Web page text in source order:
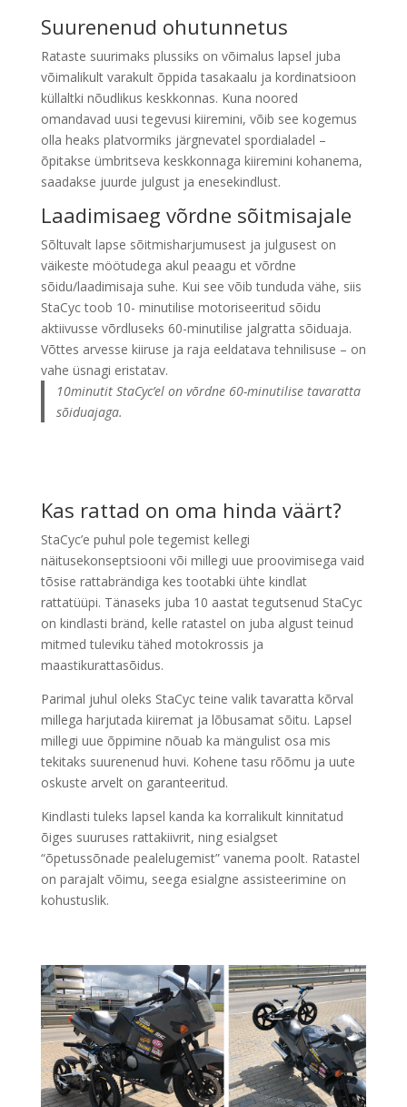
Suurenenud ohutunnetus
Rataste suurimaks plussiks on võimalus lapsel juba
võimalikult varakult õppida tasakaalu ja kordinatsioon
küllaltki nõudlikus keskkonnas. Kuna noored
omandavad uusi tegevusi kiiremini, võib see kogemus
olla heaks platvormiks järgnevatel spordialadel –
õpitakse ümbritseva keskkonnaga kiiremini kohanema,
saadakse juurde julgust ja enesekindlust.
Laadimisaeg võrdne sõitmisajale
Sõltuvalt lapse sõitmisharjumusest ja julgusest on
väikeste möötudega akul peaagu et võrdne
sõidu/laadimisaja suhe. Kui see võib tunduda vähe, siis
StaCyc toob 10- minutilise motoriseeritud sõidu
aktiivusse võrdluseks 60-minutilise jalgratta sõiduaja.
Võttes arvesse kiiruse ja raja eeldatava tehnilisuse – on
vahe üsnagi eristatav.
10minutit StaCyc’el on võrdne 60-minutilise tavaratta
sõiduajaga.
Kas rattad on oma hinda väärt?
StaCyc’e puhul pole tegemist kellegi
näitusekonseptsiooni või millegi uue proovimisega vaid
tõsise rattabrändiga kes tootabki ühte kindlat
rattatüüpi. Tänaseks juba 10 aastat tegutsenud StaCyc
on kindlasti bränd, kelle ratastel on juba algust teinud
mitmed tuleviku tähed motokrossis ja
maastikurattasõidus.
Parimal juhul oleks StaCyc teine valik tavaratta kõrval
millega harjutada kiiremat ja lõbusamat sõitu. Lapsel
millegi uue õppimine nõuab ka mängulist osa mis
tekitaks suurenenud huvi. Kohene tasu rõõmu ja uute
oskuste arvelt on garanteeritud.
Kindlasti tuleks lapsel kanda ka korralikult kinnitatud
õiges suuruses rattakiivrit, ning esialgset
“õpetussõnade pealelugemist” vanema poolt. Ratastel
on parajalt võimu, seega esialgne assisteerimine on
kohustuslik.